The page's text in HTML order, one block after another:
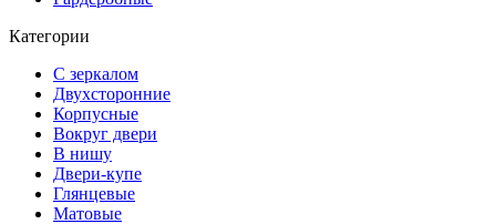
Категории
С зеркалом
Двухсторонние
Корпусные
Вокруг двери
В нишу
Двери-купе
Глянцевые
Матовые